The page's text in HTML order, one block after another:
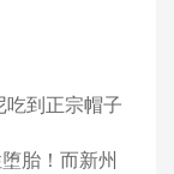
到正宗帽子
胎！而新州